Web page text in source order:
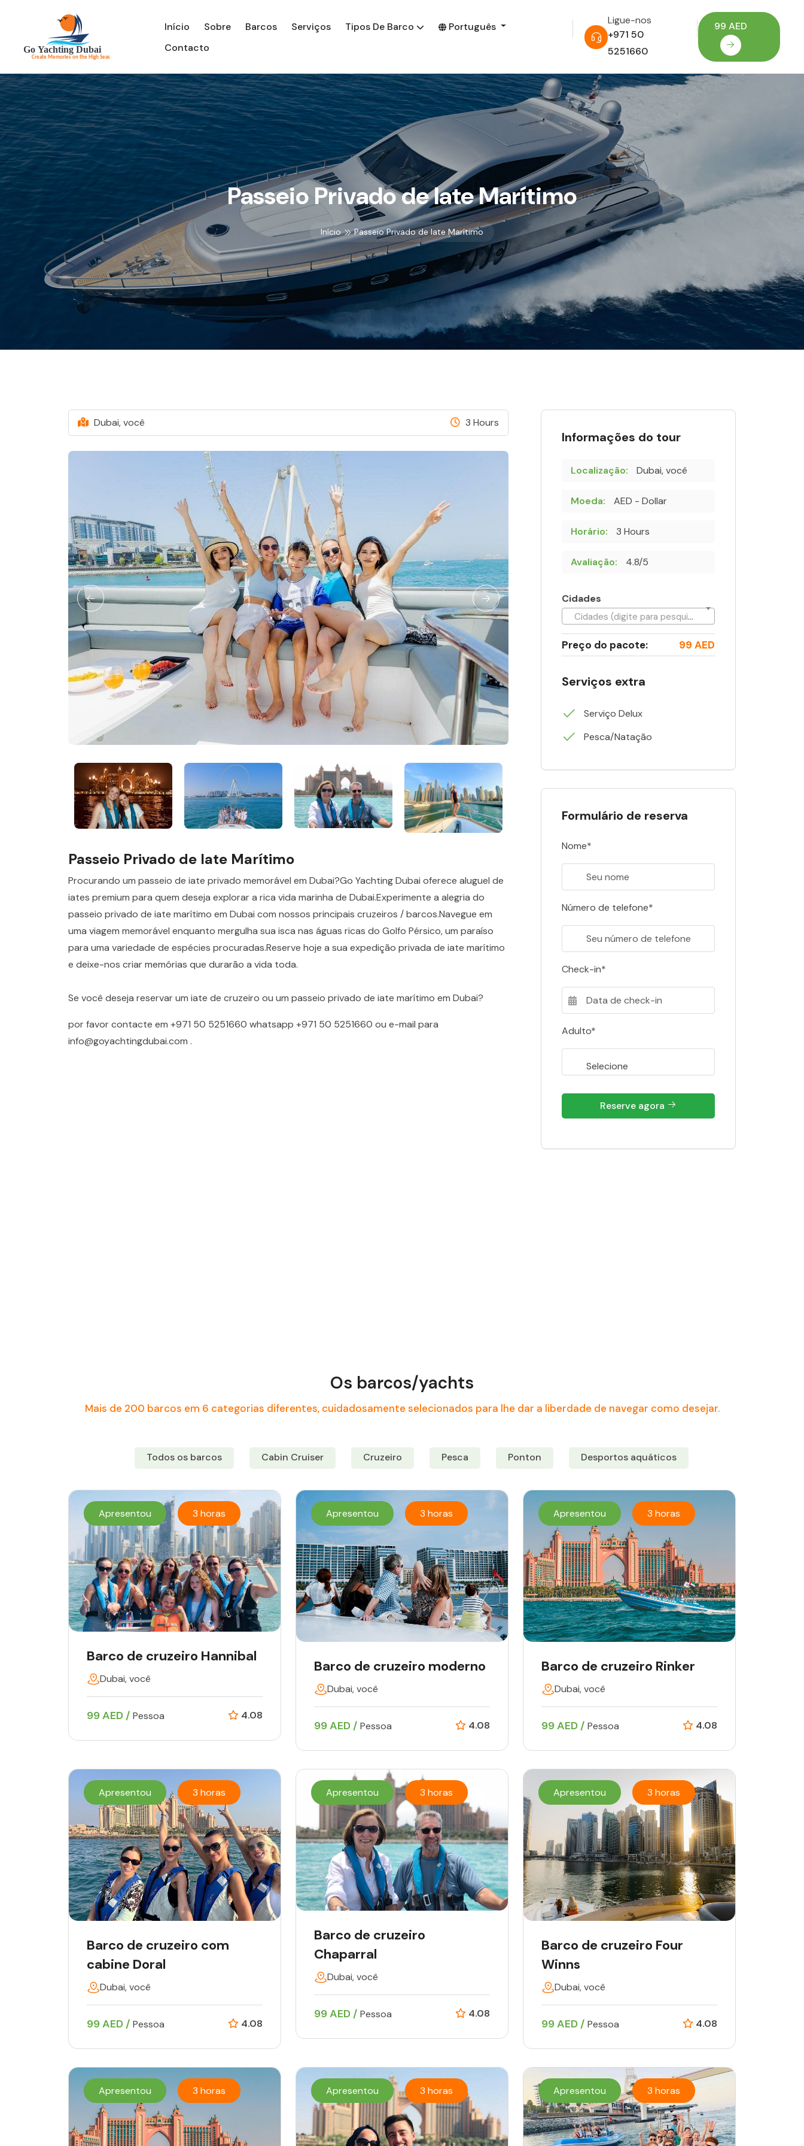
Início Sobre Barcos Serviços Tipos De Barco
Português
Contacto
Ligue-nos
+971 50
5251660
99 AED
Passeio Privado de Iate Marítimo
Início Passeio Privado de Iate Marítimo
Dubai, você 3 Hours
Passeio Privado de Iate Marítimo
Procurando um passeio de iate privado memorável em Dubai?Go Yachting Dubai oferece aluguel de
iates premium para quem deseja explorar a rica vida marinha de Dubai.Experimente a alegria do
passeio privado de iate marítimo em Dubai com nossos principais cruzeiros / barcos.Navegue em
uma viagem memorável enquanto mergulha sua isca nas águas ricas do Golfo Pérsico, um paraíso
para uma variedade de espécies procuradas.Reserve hoje a sua expedição privada de iate marítimo
e deixe-nos criar memórias que durarão a vida toda.
Se você deseja reservar um iate de cruzeiro ou um passeio privado de iate marítimo em Dubai?
por favor contacte em +971 50 5251660 whatsapp +971 50 5251660 ou e-mail para
info@goyachtingdubai.com .
Informações do tour
Localização: Dubai, você
Moeda: AED - Dollar
Horário: 3 Hours
Avaliação: 4.8/5
Cidades
Cidades (digite para pesquisar)
Preço do pacote: 99 AED
Serviços extra
Serviço Delux
Pesca/Natação
Formulário de reserva
Nome*
Número de telefone*
Check-in*
Adulto*
Reserve agora
Os barcos/yachts
Mais de 200 barcos em 6 categorias diferentes, cuidadosamente selecionados para lhe dar a liberdade de navegar como desejar.
Todos os barcos Cabin Cruiser Cruzeiro Pesca Ponton Desportos aquáticos
Apresentou 3 horas
Barco de cruzeiro Hannibal
Dubai, você
99 AED / Pessoa 4.08
Apresentou 3 horas
Barco de cruzeiro moderno
Dubai, você
99 AED / Pessoa 4.08
Apresentou 3 horas
Barco de cruzeiro Rinker
Dubai, você
99 AED / Pessoa 4.08
Apresentou 3 horas
Barco de cruzeiro com
cabine Doral
Dubai, você
99 AED / Pessoa 4.08
Apresentou 3 horas
Barco de cruzeiro
Chaparral
Dubai, você
99 AED / Pessoa 4.08
Apresentou 3 horas
Barco de cruzeiro Four
Winns
Dubai, você
99 AED / Pessoa 4.08
Apresentou 3 horas Apresentou 3 horas Apresentou 3 horas